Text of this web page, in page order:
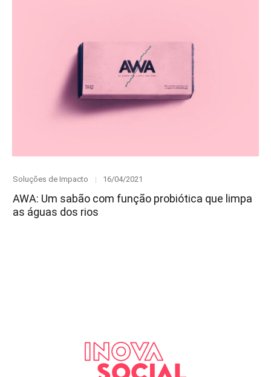
Category
Soluções de Impacto
Posted
16/04/2021
AWA: Um sabão com função probiótica que limpa
as águas dos rios